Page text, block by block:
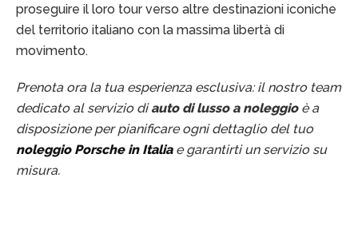
proseguire il loro tour verso altre destinazioni iconiche
del territorio italiano con la massima libertà di
movimento.
Prenota ora la tua esperienza esclusiva: il nostro team
dedicato al servizio diauto di lusso a noleggioè a
disposizione per pianificare ogni dettaglio del tuo
noleggio Porsche in Italiae garantirti un servizio su
misura.